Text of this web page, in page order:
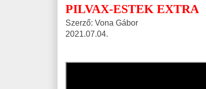
PILVAX-ESTEK EXTRA
Szerző: Vona Gábor
2021.07.04.